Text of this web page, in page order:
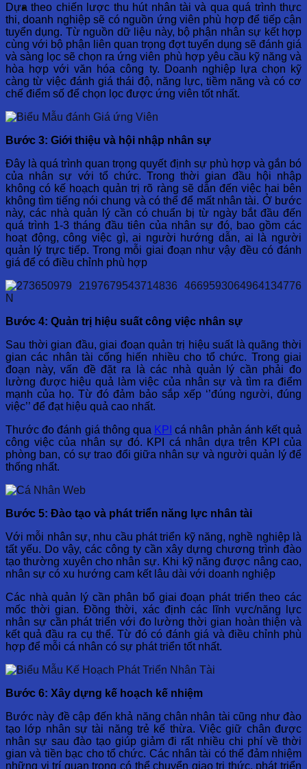
Dựa theo chiến lược thu hút nhân tài và qua quá trình thực
thi, doanh nghiệp sẽ có nguồn ứng viên phù hợp để tiếp cận
tuyển dụng. Từ nguồn dữ liệu này, bộ phận nhân sự kết hợp
cùng với bộ phận liên quan trọng đợt tuyển dụng sẽ đánh giá
và sàng lọc sẽ chọn ra ứng viên phù hợp yêu cầu kỹ năng và
hòa hợp với văn hóa công ty. Doanh nghiệp lựa chọn kỹ
càng từ việc đánh giá thái độ, năng lực, tiềm năng và có cơ
chế điểm số để chọn lọc được ứng viên tốt nhất.
Bước 3: Giới thiệu và hội nhập nhân sự
Đây là quá trình quan trọng quyết định sự phù hợp và gắn bó
của nhân sự với tổ chức. Trong thời gian đầu hội nhập
không có kế hoạch quản trị rõ ràng sẽ dẫn đến việc hai bên
không tìm tiếng nói chung và có thể để mất nhân tài. Ở bước
này, các nhà quản lý cần có chuẩn bị từ ngày bắt đầu đến
quá trình 1-3 tháng đầu tiên của nhân sự đó, bao gồm các
hoạt động, công việc gì, ai người hướng dẫn, ai là người
quản lý trực tiếp. Trong mỗi giai đoạn như vậy đều có đánh
giá để có điều chỉnh phù hợp
Bước 4: Quản trị hiệu suất công việc nhân sự
Sau thời gian đầu, giai đoạn quản trị hiệu suất là quãng thời
gian các nhân tài cống hiến nhiều cho tổ chức. Trong giai
đoạn này, vấn đề đặt ra là các nhà quản lý cần phải đo
lường được hiệu quả làm việc của nhân sự và tìm ra điểm
mạnh của họ. Từ đó đảm bảo sắp xếp ‘’đúng người, đúng
việc’’ để đạt hiệu quả cao nhất.
Thước đo đánh giá thông qua KPI cá nhân phản ánh kết quả
công việc của nhân sự đó. KPI cá nhân dựa trên KPI của
phòng ban, có sự trao đổi giữa nhân sự và người quản lý để
thống nhất.
Bước 5: Đào tạo và phát triển năng lực nhân tài
Với mỗi nhân sự, nhu cầu phát triển kỹ năng, nghề nghiệp là
tất yếu. Do vậy, các công ty cần xây dựng chương trình đào
tạo thường xuyên cho nhân sự. Khi kỹ năng được nâng cao,
nhân sự có xu hướng cam kết lâu dài với doanh nghiệp
Các nhà quản lý cần phân bổ giai đoạn phát triển theo các
mốc thời gian. Đồng thời, xác định các lĩnh vực/năng lực
nhân sự cần phát triển với đo lường thời gian hoàn thiện và
kết quả đầu ra cụ thể. Từ đó có đánh giá và điều chỉnh phù
hợp để mỗi cá nhân có sự phát triển tốt nhất.
Bước 6: Xây dựng kế hoạch kế nhiệm
Bước này đề cập đến khả năng chân nhân tài cũng như đào
tạo lớp nhân sự tài năng trẻ kế thừa. Việc giữ chân được
nhân sự sau đào tạo giúp giảm đi rất nhiều chi phí về thời
gian và tiền bạc cho tổ chức. Các nhân tài có thể đảm nhiệm
những vị trí quan trọng có thể chuyển giao tri thức, phát triển